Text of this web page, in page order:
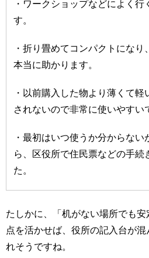
・ワークショップなどによく
す。
・折り畳めてコンパクトにな
本当に助かります。
・以前購入した物より薄くて
されないので非常に使いやすい
・最初はいつ使うか分からな
ら、区役所で住民票などの手続
た。
たしかに、「机がない場所でも
点を活かせば、役所の記入台が
れそうですね。